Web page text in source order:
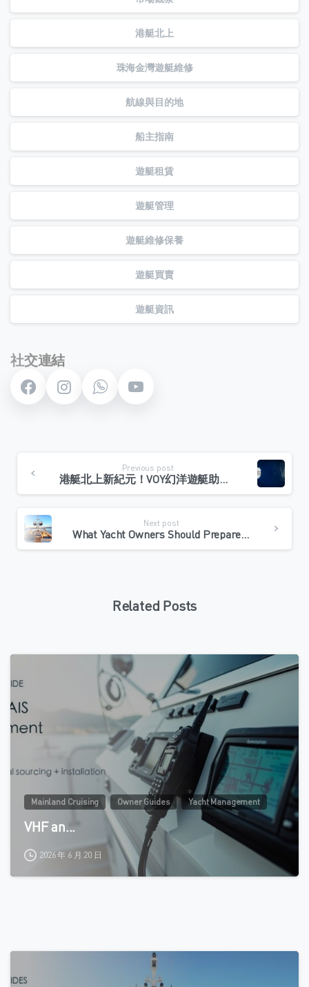
港艇北上
珠海金灣遊艇維修
航線與目的地
船主指南
遊艇租賃
遊艇管理
遊艇維修保養
遊艇買賣
遊艇資訊
社交連結
Reading
Previous post
港艇北上新紀元！VOY幻洋遊艇助力擔保，首艘香港遊艇成功抵達珠海金灣！
Next post
What Yacht Owners Should Prepare Before Charter Conversion
Related Posts
0
Mainland Cruising Owner Guides Yacht Management
VHF an...
2026 年 6 月 20 日